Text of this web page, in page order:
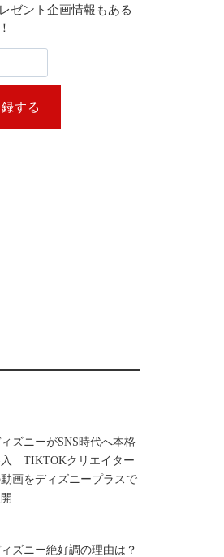
ゼント企画情報もある
する
ズニーがSNS時代へ本格
TIKTOKクリエイター
画をディズニープラスで
ズニー絶好調の理由は？